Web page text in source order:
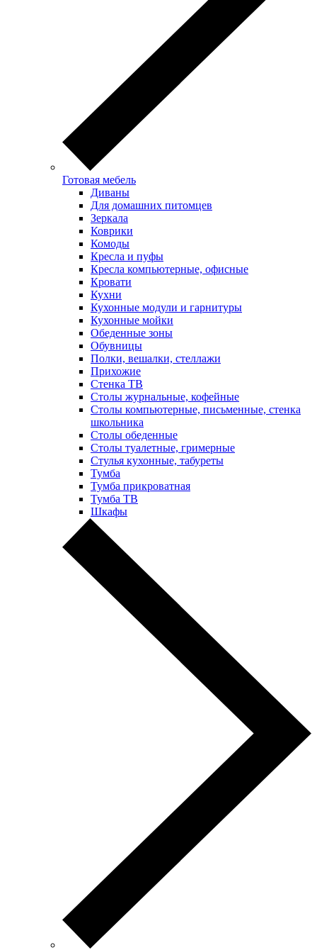
Готовая мебель
Диваны
Для домашних питомцев
Зеркала
Коврики
Комоды
Кресла и пуфы
Кресла компьютерные, офисные
Кровати
Кухни
Кухонные модули и гарнитуры
Кухонные мойки
Обеденные зоны
Обувницы
Полки, вешалки, стеллажи
Прихожие
Стенка ТВ
Столы журнальные, кофейные
Столы компьютерные, письменные, стенка
школьника
Столы обеденные
Столы туалетные, гримерные
Стулья кухонные, табуреты
Тумба
Тумба прикроватная
Тумба ТВ
Шкафы